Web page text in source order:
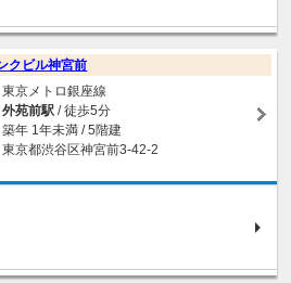
クビル神宮前
東京メトロ銀座線
外苑前駅/ 徒歩5分
築年 1年未満 / 5階建
東京都渋谷区神宮前3-42-2